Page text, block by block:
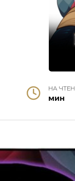
НА
мин